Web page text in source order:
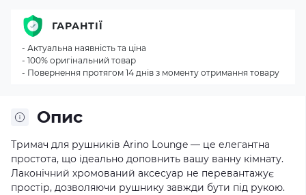
Опис
Тримач для рушників Arino Lounge — це елегантна
простота, що ідеально доповнить вашу ванну кімнату.
Лаконічний хромований аксесуар не перевантажує
простір, дозволяючи рушнику завжди бути під рукою.
ГАРАНТІЇ
- Актуальна наявність та ціна
- 100% оригінальний товар
- Повернення протягом 14 днів з моменту отримання товару